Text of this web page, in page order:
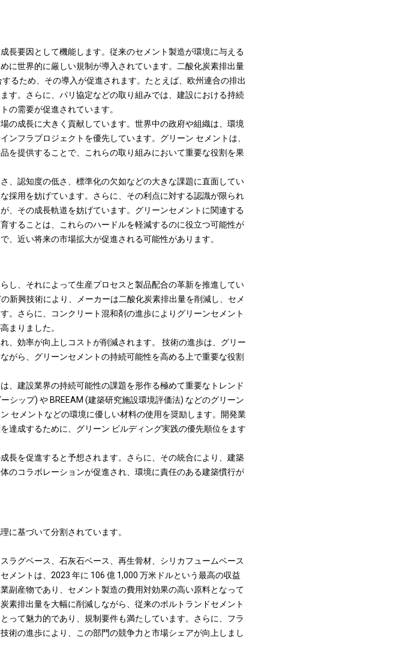
長要因として機能します。従来のセメント製造が環境に与える
に世界的に厳しい規制が導入されています。二酸化炭素排出量
るため、その導入が促進されます。たとえば、欧州連合の排出
す。さらに、パリ協定などの取り組みでは、建設における持続
の需要が促進されています。
の成長に大きく貢献しています。世界中の政府や組織は、環境
フラプロジェクトを優先しています。グリーン セメントは、
を提供することで、これらの取り組みにおいて重要な役割を果
、認知度の低さ、標準化の欠如などの大きな課題に直面してい
採用を妨げています。さらに、その利点に対する認識が限られ
、その成長軌道を妨げています。グリーンセメントに関連する
することは、これらのハードルを軽減するのに役立つ可能性が
、近い将来の市場拡大が促進される可能性があります。
し、それによって生産プロセスと製品配合の革新を推進してい
新興技術により、メーカーは二酸化炭素排出量を削減し、セメ
。さらに、コンクリート混和剤の進歩によりグリーンセメント
まりました。
、効率が向上しコストが削減されます。 技術の進歩は、グリー
がら、グリーンセメントの持続可能性を高める上で重要な役割
、建設業界の持続可能性の課題を形作る極めて重要なトレンド
シップ) や BREEAM (建築研究施設環境評価法) などのグリーン
セメントなどの環境に優しい材料の使用を奨励します。開発業
達成するために、グリーン ビルディング実践の優先順位をます
長を促進すると予想されます。さらに、その統合により、建築
のコラボレーションが促進され、環境に責任のある建築慣行が
に基づいて分割されています。
ラグベース、石灰石ベース、再生骨材、シリカフュームベース
メントは、2023 年に 106 億 1,000 万米ドルという最高の収益
副産物であり、セメント製造の費用対効果の高い原料となって
素排出量を大幅に削減しながら、従来のポルトランドセメント
って魅力的であり、規制要件も満たしています。さらに、フラ
術の進歩により、この部門の競争力と市場シェアが向上しまし